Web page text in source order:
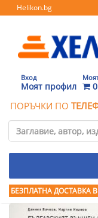
Helikon.bg
Вход
Моят профил
ПОРЪЧКИ ПО
БЕЗПЛАТНА ДОСТАВКА